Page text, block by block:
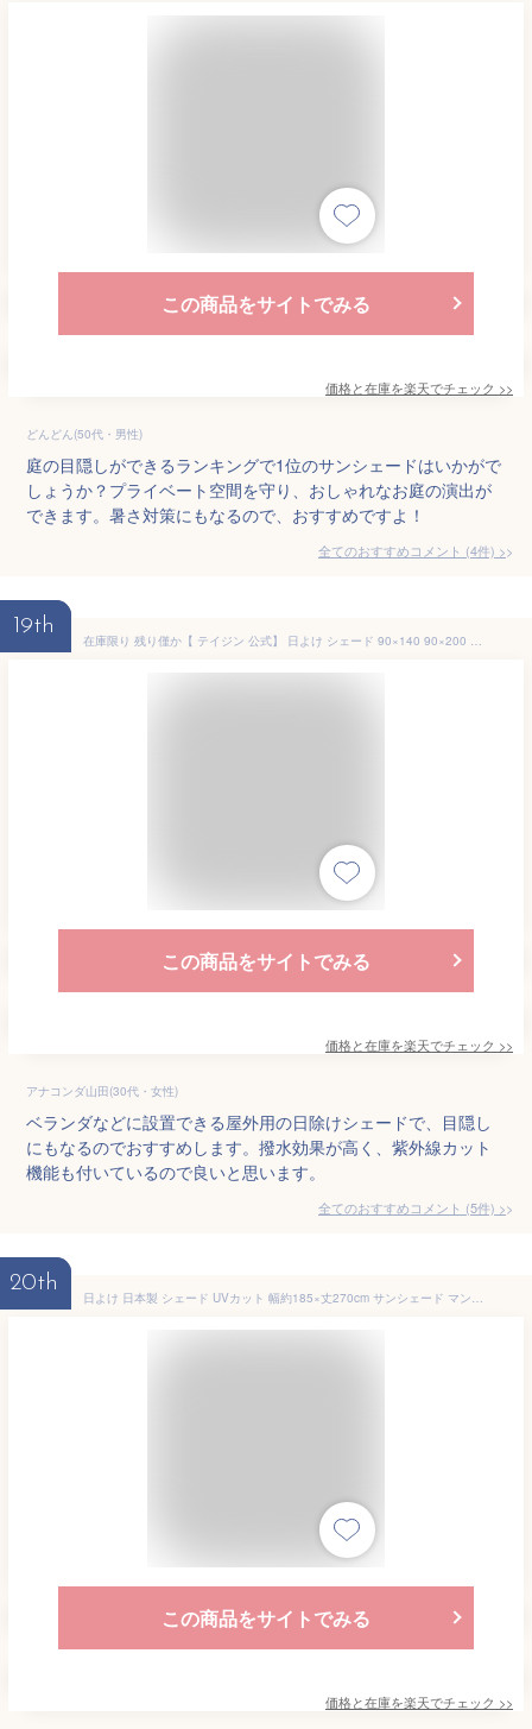
この商品をサイトでみる
価格と在庫を楽天でチェック >>
どんどん(50代・男性)
庭の目隠しができるランキングで1位のサンシェードはいかがで
しょうか？プライベート空間を守り、おしゃれなお庭の演出が
できます。暑さ対策にもなるので、おすすめですよ！
全てのおすすめコメント (4件) >
19th
在庫限り 残り僅か【 テイジン 公式】 日よけ シェード 90×140 90×200 180×140 180×200 日射熱 紫外線 はっ水 遮熱 撥水 テイジン製 ポリエステル糸使用 安心 UV カット おしゃれ 明るい サンシェード サンストップ テラス 目隠し 窓 屋外
この商品をサイトでみる
価格と在庫を楽天でチェック >>
アナコンダ山田(30代・女性)
ベランダなどに設置できる屋外用の日除けシェードで、目隠し
にもなるのでおすすめします。撥水効果が高く、紫外線カット
機能も付いているので良いと思います。
全てのおすすめコメント (5件) >
20th
日よけ 日本製 シェード UVカット 幅約185×丈270cm サンシェード マンション ベランダ 撥水 目隠しシート 日よけ 窓 シェード 庭 紫外線 シエスタ ストライプ グレー グリーン ネイビー オレンジ 水色 ミント エンジ ブラウン 茶 青 既製 C-F-1
この商品をサイトでみる
価格と在庫を楽天でチェック >>